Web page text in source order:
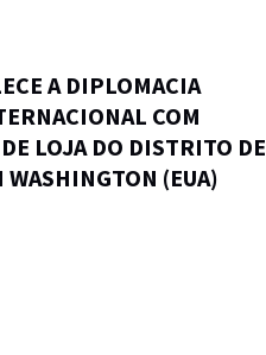
A DIPLOMACIA
COM
LOJA DO DISTRITO DE
WASHINGTON (EUA)